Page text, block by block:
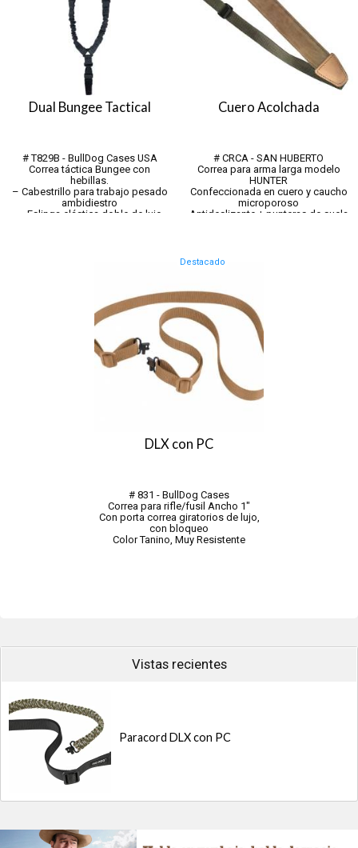
Dual Bungee Tactical
# T829B - BullDog Cases USA
Correa táctica Bungee con
hebillas.
– Cabestrillo para trabajo pesado
ambidiestro
– Eslinga elástica doble de lujo
Cuero Acolchada
# CRCA - SAN HUBERTO
Correa para arma larga modelo
HUNTER
Confeccionada en cuero y caucho
microporoso
Antideslizante + punteras de suela
- Ancho de la correa 5cm.
- Largo de la hombrera incluy...
Destacado
DLX con PC
# 831 - BullDog Cases
Correa para rifle/fusil Ancho 1"
Con porta correa giratorios de lujo,
con bloqueo
Color Tanino, Muy Resistente
Vistas recientes
Paracord DLX con PC